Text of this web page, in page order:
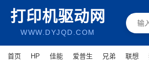
打印机驱动网
WWW.DYJQD.COM
首页 HP 佳能 爱普生 兄弟 联想